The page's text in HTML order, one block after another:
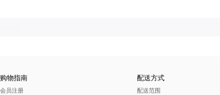
购物指南
会员注册
配送方式
配送范围